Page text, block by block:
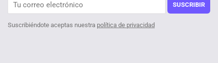
SUSCRIBIR
Suscribiéndote aceptas nuestra política de privacidad